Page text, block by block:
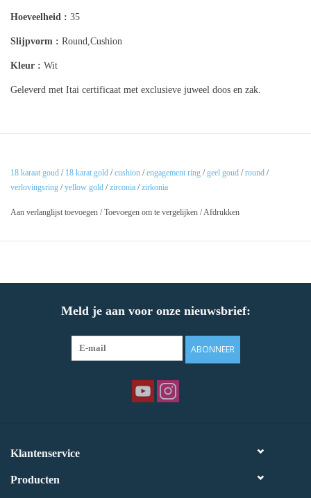
Hoeveelheid : 35
Slijpvorm : Round,Cushion
Kleur : Wit
Geleverd met Itai certificaat met exclusieve juweel doos en zak.
18 karaat goud / 18 karat gold /cushion /engagement ring /geel goud /round /
verlovingsring /yellow gold /zirconia /zirkonia
Aan verlanglijst toevoegen /Toevoegen om te vergelijken /Afdrukken
Meld je aan voor onze nieuwsbrief:
ABONNEER
Klantenservice
Producten